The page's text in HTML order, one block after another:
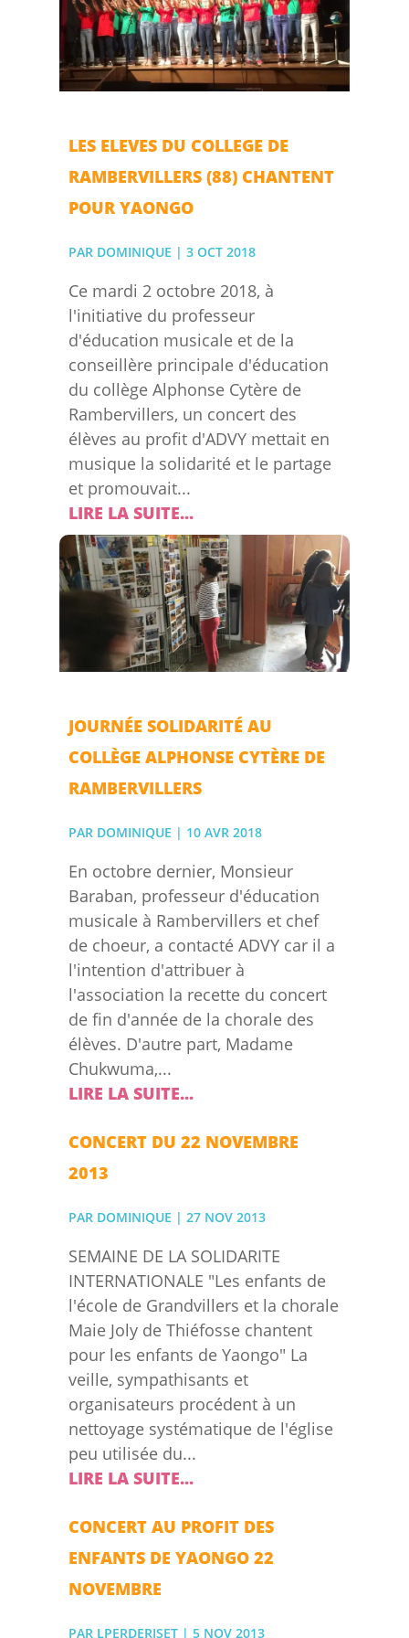
LES ELEVES DU COLLEGE DE
RAMBERVILLERS (88) CHANTENT
POUR YAONGO
PAR DOMINIQUE | 3 OCT 2018
Ce mardi 2 octobre 2018, à
l'initiative du professeur
d'éducation musicale et de la
conseillère principale d'éducation
du collège Alphonse Cytère de
Rambervillers, un concert des
élèves au profit d'ADVY mettait en
musique la solidarité et le partage
et promouvait...
LIRE LA SUITE...
JOURNÉE SOLIDARITÉ AU
COLLÈGE ALPHONSE CYTÈRE DE
RAMBERVILLERS
PAR DOMINIQUE | 10 AVR 2018
En octobre dernier, Monsieur
Baraban, professeur d'éducation
musicale à Rambervillers et chef
de choeur, a contacté ADVY car il a
l'intention d'attribuer à
l'association la recette du concert
de fin d'année de la chorale des
élèves. D'autre part, Madame
Chukwuma,...
LIRE LA SUITE...
CONCERT DU 22 NOVEMBRE
2013
PAR DOMINIQUE | 27 NOV 2013
SEMAINE DE LA SOLIDARITE
INTERNATIONALE "Les enfants de
l'école de Grandvillers et la chorale
Maie Joly de Thiéfosse chantent
pour les enfants de Yaongo" La
veille, sympathisants et
organisateurs procédent à un
nettoyage systématique de l'église
peu utilisée du...
LIRE LA SUITE...
CONCERT AU PROFIT DES
ENFANTS DE YAONGO 22
NOVEMBRE
PAR LPERDERISET| 5 NOV 2013